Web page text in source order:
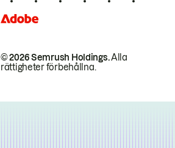
© 2026 Semrush Holdings.Alla
rättigheter förbehållna.